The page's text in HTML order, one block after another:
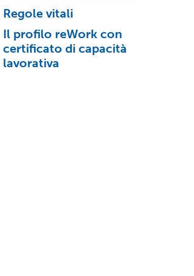
Regole vitali
Il profilo reWork con
certificato di capacità
lavorativa